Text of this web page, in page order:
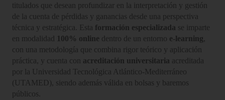
titulados que desean profundizar en la interpretación y gestión
de la cuenta de pérdidas y ganancias desde una perspectiva
técnica y estratégica. Esta formación especializada se imparte
en modalidad 100% online dentro de un entorno e-learning
con una metodología que combina rigor teórico y aplicación
práctica, y cuenta con acreditación universitaria acreditada
por la Universidad Tecnológica Atlántico-Mediterráneo
(UTAMED), siendo además válida en bolsas y baremos
públicos.